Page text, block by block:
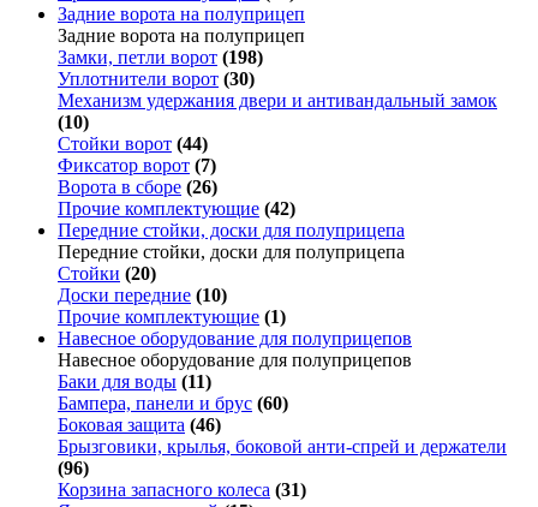
Задние ворота на полуприцеп
Задние ворота на полуприцеп
Замки, петли ворот (198)
Уплотнители ворот (30)
Механизм удержания двери и антивандальный замок
(10)
Стойки ворот (44)
Фиксатор ворот (7)
Ворота в сборе (26)
Прочие комплектующие (42)
Передние стойки, доски для полуприцепа
Передние стойки, доски для полуприцепа
Стойки (20)
Доски передние (10)
Прочие комплектующие (1)
Навесное оборудование для полуприцепов
Навесное оборудование для полуприцепов
Баки для воды (11)
Бампера, панели и брус (60)
Боковая защита (46)
Брызговики, крылья, боковой анти-спрей и держатели
(96)
Корзина запасного колеса (31)